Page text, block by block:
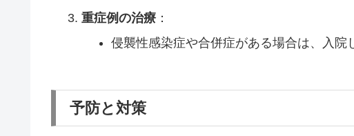
重症例の治療：
侵襲性感染症や合併症がある場合は、入院
予防と対策